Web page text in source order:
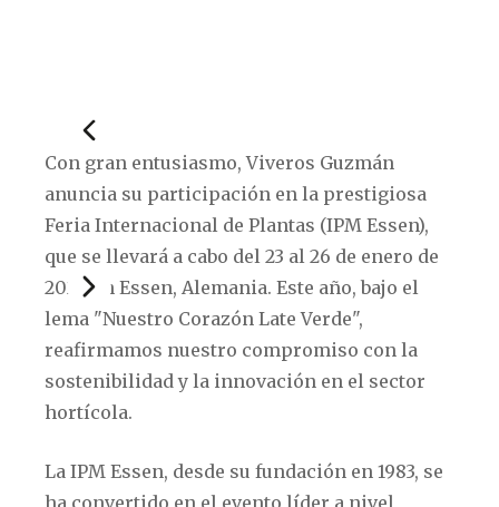
Con gran entusiasmo, Viveros Guzmán
anuncia su participación en la prestigiosa
Feria Internacional de Plantas (IPM Essen),
que se llevará a cabo del 23 al 26 de enero de
2024 en Essen, Alemania. Este año, bajo el
lema "Nuestro Corazón Late Verde",
reafirmamos nuestro compromiso con la
sostenibilidad y la innovación en el sector
hortícola.
La IPM Essen, desde su fundación en 1983, se
ha convertido en el evento líder a nivel